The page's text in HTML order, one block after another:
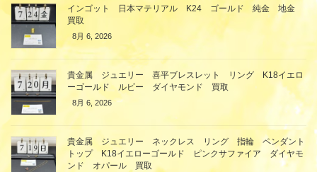
インゴット 日本マテリアル K24 ゴールド 純金 地金
買取
8月 6, 2026
貴金属 ジュエリー 喜平ブレスレット リング K18イエロ
ーゴールド ルビー ダイヤモンド 買取
8月 6, 2026
貴金属 ジュエリー ネックレス リング 指輪 ペンダント
トップ K18イエローゴールド ピンクサファイア ダイヤモ
ンド オパール 買取